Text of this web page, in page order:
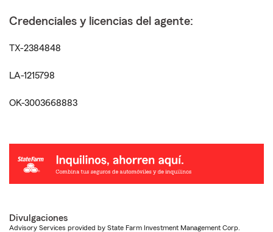
Credenciales y licencias del agente:
TX-2384848
LA-1215798
OK-3003668883
Divulgaciones
Advisory Services provided by State Farm Investment Management Corp.